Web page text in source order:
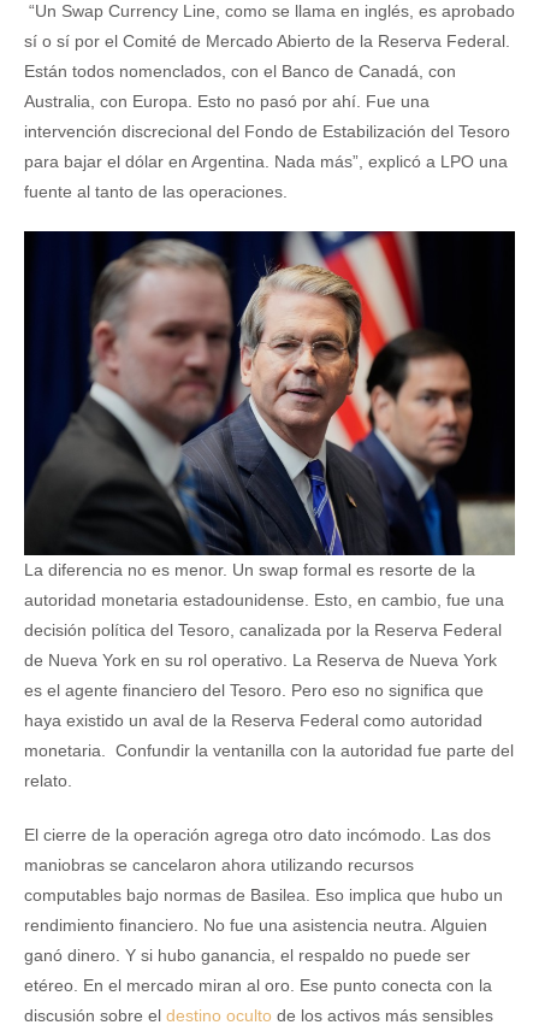
“Un Swap Currency Line, como se llama en inglés, es aprobado
sí o sí por el Comité de Mercado Abierto de la Reserva Federal.
Están todos nomenclados, con el Banco de Canadá, con
Australia, con Europa. Esto no pasó por ahí. Fue una
intervención discrecional del Fondo de Estabilización del Tesoro
para bajar el dólar en Argentina. Nada más”, explicó a LPO una
fuente al tanto de las operaciones.
La diferencia no es menor. Un swap formal es resorte de la
autoridad monetaria estadounidense. Esto, en cambio, fue una
decisión política del Tesoro, canalizada por la Reserva Federal
de Nueva York en su rol operativo. La Reserva de Nueva York
es el agente financiero del Tesoro. Pero eso no significa que
haya existido un aval de la Reserva Federal como autoridad
monetaria. Confundir la ventanilla con la autoridad fue parte del
relato.
El cierre de la operación agrega otro dato incómodo. Las dos
maniobras se cancelaron ahora utilizando recursos
computables bajo normas de Basilea. Eso implica que hubo un
rendimiento financiero. No fue una asistencia neutra. Alguien
ganó dinero. Y si hubo ganancia, el respaldo no puede ser
etéreo. En el mercado miran al oro. Ese punto conecta con la
discusión sobre el destino oculto de los activos más sensibles